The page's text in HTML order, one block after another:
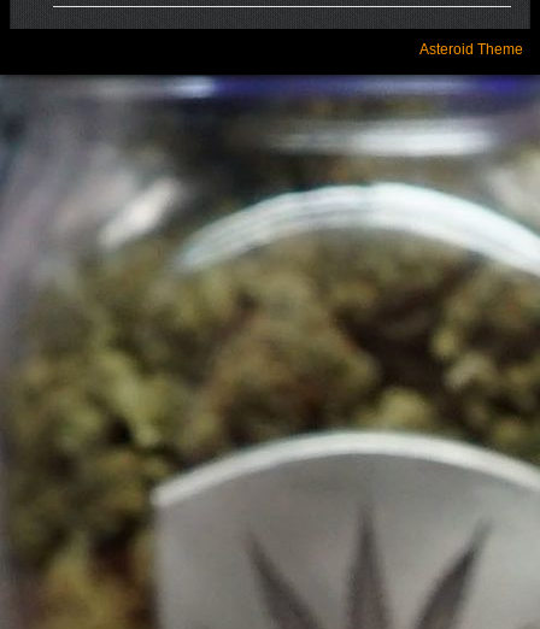
Asteroid Theme